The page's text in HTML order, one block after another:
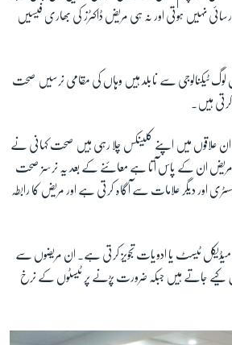
رسائی نہیں ہوتی اور نہ ہی مریض ڈاکٹرز کی بھاری فیسیں
لوگ ٹیکنالوجی سے نابلد ہیں وہاں کی مقامی نرسیں صحت
ہیں۔
ان علاقوں میں اپنے کلینکس چلا رہی ہیں صحت کہانی نے
مریض ان کے پاس آتا ہے معائنے کے بعد یہ نرسز صحت
اور دیگر علامات سے آگاہ کرتی ہے اور مریض کا رابطہ
میڈیکل ٹیسٹ یا ادویات تجویز کرتی ہے۔ ان مریضوں سے
جاتے ہیں جبکہ ضرورت پڑنے پر ٹیسٹوں کے نرخ